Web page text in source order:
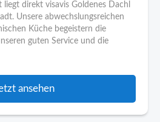
direkt visavis Goldenes Dachl
Unsere abwechslungsreichen
Küche begeistern die
guten Service und die
ansehen